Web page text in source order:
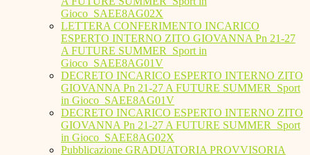
Gioco_SAEE8AG02X
LETTERA CONFERIMENTO INCARICO
ESPERTO INTERNO ZITO GIOVANNA Pn 21-27
A FUTURE SUMMER_Sport in
Gioco_SAEE8AG01V
DECRETO INCARICO ESPERTO INTERNO ZITO
GIOVANNA Pn 21-27 A FUTURE SUMMER_Sport
in Gioco_SAEE8AG01V
DECRETO INCARICO ESPERTO INTERNO ZITO
GIOVANNA Pn 21-27 A FUTURE SUMMER_Sport
in Gioco_SAEE8AG02X
Pubblicazione GRADUATORIA PROVVISORIA